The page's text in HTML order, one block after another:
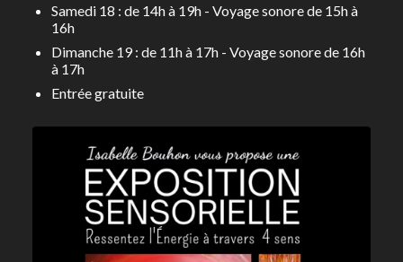
Samedi 18 : de 14h à 19h - Voyage sonore de 15h à
16h
Dimanche 19 : de 11h à 17h - Voyage sonore de 16h
à 17h
Entrée gratuite